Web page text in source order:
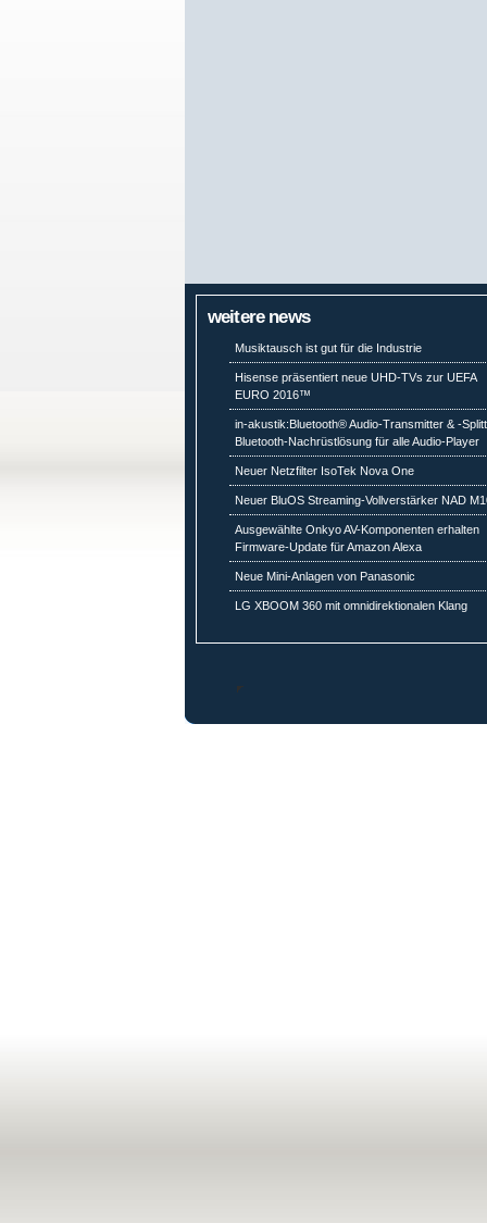
weitere news
Musiktausch ist gut für die Industrie
Hisense präsentiert neue UHD-TVs zur UEFA
EURO 2016™
in-akustik:Bluetooth® Audio-Transmitter & -
Bluetooth-Nachrüstlösung für alle Audio-Player
Neuer Netzfilter IsoTek Nova One
Neuer BluOS Streaming-Vollverstärker NAD
Ausgewählte Onkyo AV-Komponenten erhalten
Firmware-Update für Amazon Alexa
Neue Mini-Anlagen von Panasonic
LG XBOOM 360 mit omnidirektionalen Klang